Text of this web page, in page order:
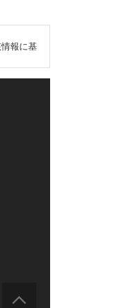
報に基